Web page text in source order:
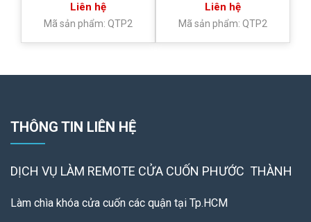
Liên hệ
Mã sản phẩm: QTP2
Liên hệ
Mã sản phẩm: QTP2
THÔNG TIN LIÊN HỆ
DỊCH VỤ LÀM REMOTE CỬA CUỐN PHƯỚC THÀNH
Làm chìa khóa cửa cuốn các quận tại Tp.HCM